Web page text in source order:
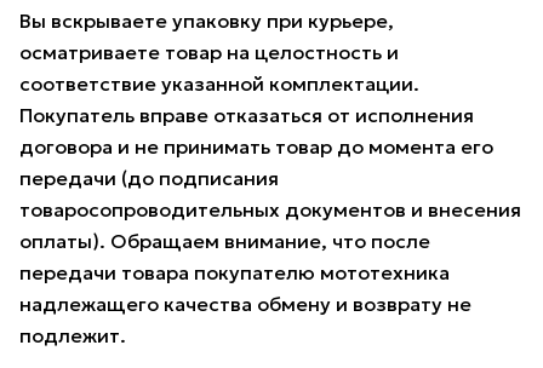
Вы вскрываете упаковку при курьере,
осматриваете товар на целостность и
соответствие указанной комплектации.
Покупатель вправе отказаться от исполнения
договора и не принимать товар до момента его
передачи (до подписания
товаросопроводительных документов и внесения
оплаты). Обращаем внимание, что после
передачи товара покупателю мототехника
надлежащего качества обмену и возврату не
подлежит.